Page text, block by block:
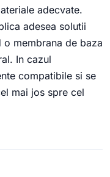
adecvate.
adesea solutii
membrana de baza
In cazul
compatibile si se
mai jos spre cel